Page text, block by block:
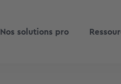
Nos solutions pro